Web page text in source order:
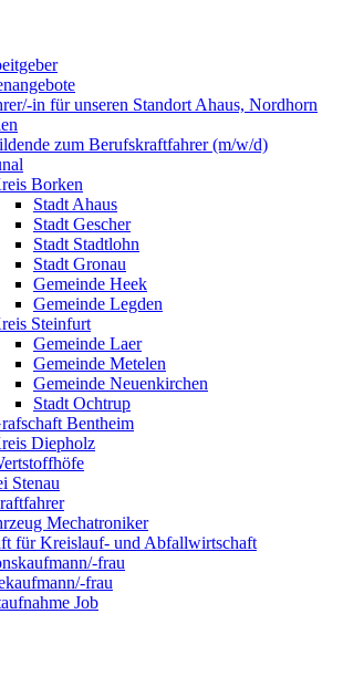
in für unseren Standort Ahaus, Nordhorn
zum Berufskraftfahrer (m/w/d)
Borken
Stadt Ahaus
Stadt Gescher
Stadt Stadtlohn
Stadt Gronau
Gemeinde Heek
Gemeinde Legden
Steinfurt
Gemeinde Laer
Gemeinde Metelen
Gemeinde Neuenkirchen
Stadt Ochtrup
Bentheim
Diepholz
Stenau
Mechatroniker
für Kreislauf- und Abfallwirtschaft
frau
frau
Job